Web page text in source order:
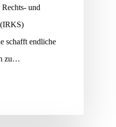
und
schafft endliche
zu…